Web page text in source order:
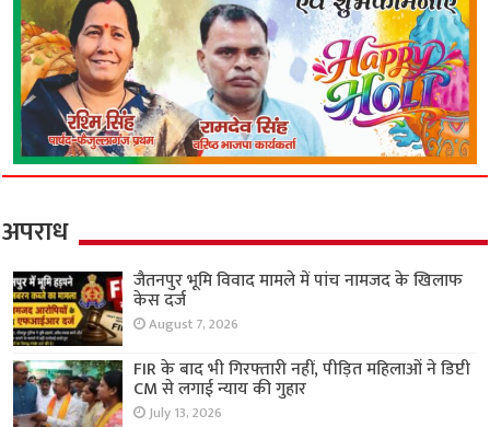
अपराध
जैतनपुर भूमि विवाद मामले में पांच नामजद के खिलाफ
केस दर्ज
August 7, 2026
FIR के बाद भी गिरफ्तारी नहीं, पीड़ित महिलाओं ने डिप्टी
CM से लगाई न्याय की गुहार
July 13, 2026